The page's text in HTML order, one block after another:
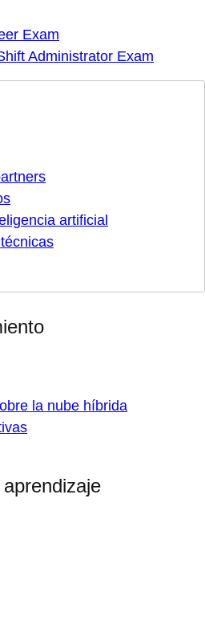
Exam
Administrator Exam
artificial
la nube híbrida